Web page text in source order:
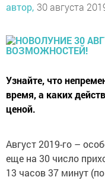
автор, 30 августа
Узнайте, что
время, а каких
ценой.
Август 2019-го –
еще на 30 число
13 часов 37 минут